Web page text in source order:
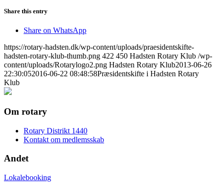
Share this entry
Share on WhatsApp
https://rotary-hadsten.dk/wp-content/uploads/praesidentskifte-
hadsten-rotary-klub-thumb.png 422 450 Hadsten Rotary Klub /wp-
content/uploads/Rotarylogo2.png Hadsten Rotary Klub2013-06-26
22:30:052016-06-22 08:48:58Præsidentskifte i Hadsten Rotary
Klub
Om rotary
Rotary Distrikt 1440
Kontakt om medlemsskab
Andet
Lokalebooking